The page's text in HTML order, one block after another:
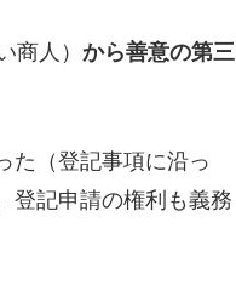
商人） から善意の第三
た（登記事項に沿っ
登記申請の権利も義務